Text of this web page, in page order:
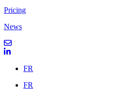
Pricing
News
FR
FR